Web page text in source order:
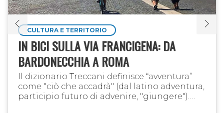
CULTURA E TERRITORIO
IN BICI SULLA VIA FRANCIGENA: DA
BARDONECCHIA A ROMA
Il dizionario Treccani definisce “avventura”
come "ciò che accadrà" (dal latino adventura,
participio futuro di advenire, "giungere").